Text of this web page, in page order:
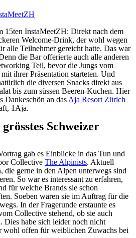
15ten InstaMeetZH: Direkt nach dem
Welcome-Drink, der wohl wegen
alle Teilnehmer gereicht hatte. Das war
die Bar offerierte auch alle anderen
Teil, bevor die Jungs vom
mit ihrer Präsentation starteten. Und
die diversen Snacks direkt aus
bis zum süssen Beeren-Kuchen. Hier
Dankeschön an das Aja Resort Zürich
1Aja.
Schweizer
gab es Einblicke in das Tun und
Collective The Alpinists. Aktuell
die gerne in den Alpen unterwegs sind
So war es interessant zu erfahren,
für welche Brands sie schon
Soeben waren sie im Auftrag für die
In der Fragerunde erstaunte es
Collective stehend, ob sie auch
Dies habe sich leider noch nicht
wohl offen für weiblichen Zuwachs bei